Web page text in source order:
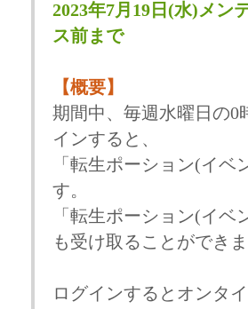
2023年7月19日(水)メン
ス前まで
【概要】
期間中、毎週水曜日の0
インすると、
「転生ポーション(イ
す。
「転生ポーション(イ
も受け取ることができ
ログインするとオンタ